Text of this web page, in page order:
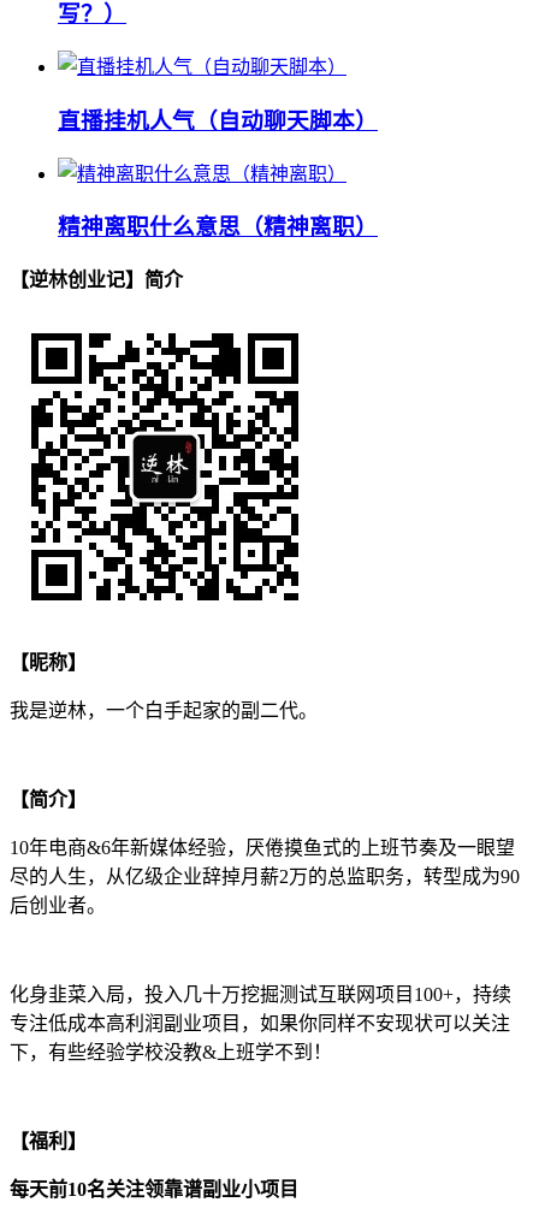
写？）
直播挂机人气（自动聊天脚本）
精神离职什么意思（精神离职）
【逆林创业记】简介
【昵称】
我是逆林，一个白手起家的副二代。
【简介】
10年电商&6年新媒体经验，厌倦摸鱼式的上班节奏及一眼望
尽的人生，从亿级企业辞掉月薪2万的总监职务，转型成为90
后创业者。
化身韭菜入局，投入几十万挖掘测试互联网项目100+，持续
专注低成本高利润副业项目，如果你同样不安现状可以关注
下，有些经验学校没教&上班学不到！
【福利】
每天前10名关注领靠谱副业小项目